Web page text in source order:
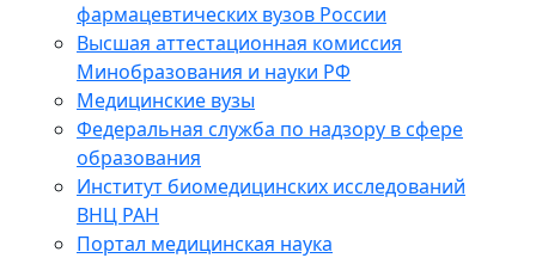
фармацевтических вузов России
Высшая аттестационная комиссия
Минобразования и науки РФ
Медицинские вузы
Федеральная служба по надзору в сфере
образования
Институт биомедицинских исследований
ВНЦ РАН
Портал медицинская наука